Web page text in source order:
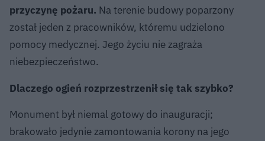
przyczynę pożaru. Na terenie budowy poparzony
został jeden z pracowników, któremu udzielono
pomocy medycznej. Jego życiu nie zagraża
niebezpieczeństwo.
Dlaczego ogień rozprzestrzenił się tak szybko?
Monument był niemal gotowy do inauguracji;
brakowało jedynie zamontowania korony na jego